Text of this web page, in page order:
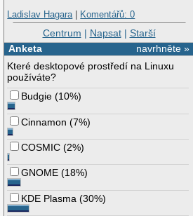
Ladislav Hagara| Komentářů: 0
Centrum | Napsat| Starší
navrhněte »
Anketa
Které desktopové prostředí na Linuxu
používáte?
Budgie (10%)
Cinnamon (7%)
COSMIC (2%)
GNOME (18%)
KDE Plasma (30%)